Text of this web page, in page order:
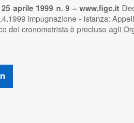
aprile 1999 n. 9 – www.figc.it
Impugnazione - istanza:
del cronometrista è precluso agli